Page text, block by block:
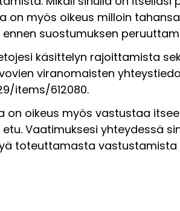
on myös oikeus milloin
suostumuksen
käsittelyn rajoittamista
viranomaisten
items/612080.
on oikeus myös vastustaa
Vaatimuksesi yhteydessä
toteuttamasta